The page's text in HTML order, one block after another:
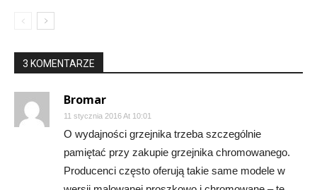
3 KOMENTARZE
Bromar
11 stycznia 2016 At 10:01
O wydajności grzejnika trzeba szczególnie
pamiętać przy zakupie grzejnika chromowanego.
Producenci często oferują takie same modele w